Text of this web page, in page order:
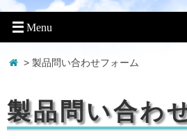
> 製品問い合わせフォーム
製品問い合わ